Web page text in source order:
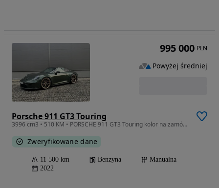
Porsche 911 GT3 Touring
3996 cm3 • 510 KM • PORSCHE 911 GT3 Touring kolor na zamówienie MATRIX Bose Salon PL FV23
Zweryfikowane dane
11 500 km Benzyna
Manualna
2022
995 000 PLN
Powyżej średniej